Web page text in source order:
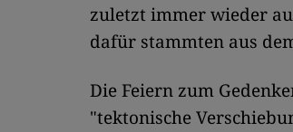
zuletzt immer wieder
dafür stammten aus
Die Feiern zum
"tektonische